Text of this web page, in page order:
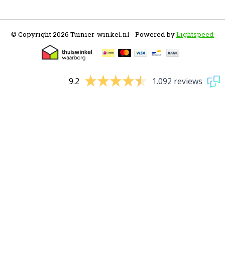
© Copyright 2026 Tuinier-winkel.nl - Powered byLightspeed
9.2 1.092 reviews